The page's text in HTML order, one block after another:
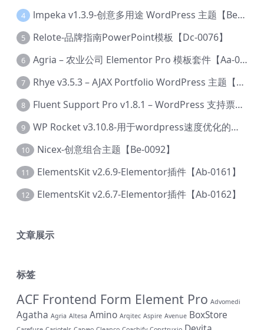
4 lmpeka v1.3.9-创意多用途 WordPress 主题【Be-0064】
5 Relote-品牌指南PowerPoint模板【Dc-0076】
6 Agria – 农业公司 Elementor Pro 模板套件【Aa-0003】
7 Rhye v3.5.3 – AJAX Portfolio WordPress 主题【Bi-0049】
8 Fluent Support Pro v1.8.1 – WordPress 支持票务系统【Cc-0041】
9 WP Rocket v3.10.8-用于wordpress速度优化的缓存加速插件【Cd-0019】
10 Nicex-创意组合主题【Be-0092】
11 ElementsKit v2.6.9-Elementor插件【Ab-0161】
12 ElementsKit v2.6.7-Elementor插件【Ab-0162】
文章展示
标签
ACF Frontend Form Element Pro Advomedi
Agatha Agria Altesa Amino Arqitec Aspire Avenue BoxStore